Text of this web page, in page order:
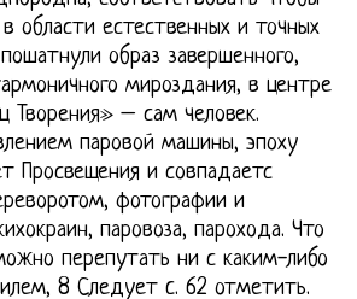
области естественных и точных
образ завершенного,
мироздания, в центре
Творения» – сам человек.
паровой машины, эпоху
Просвещения и совпадаетс
фотографии и
паровоза, парохода. Что
перепутать ни с каким-либо
8 Следует c. 62 отметить.